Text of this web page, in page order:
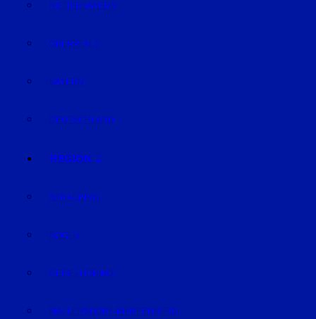
NIEDERBAYERN
OBERPFALZ
BAYERN
DEUTSCHLAND
REGION
STRAUBING
BOGEN
GEISELHÖRING
MALLERSDORF-PFAFFENBERG